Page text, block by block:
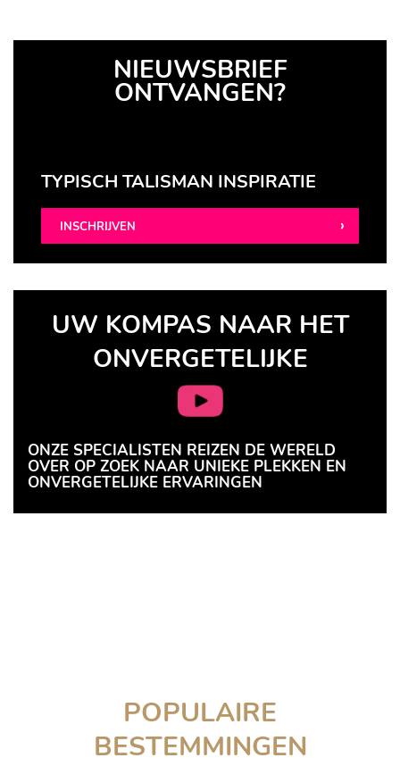
NIEUWSBRIEF
ONTVANGEN?
TYPISCH TALISMAN INSPIRATIE
INSCHRIJVEN
UW KOMPAS NAAR HET
ONVERGETELIJKE
ONZE SPECIALISTEN REIZEN DE WERELD
OVER OP ZOEK NAAR UNIEKE PLEKKEN EN
ONVERGETELIJKE ERVARINGEN
POPULAIRE
BESTEMMINGEN